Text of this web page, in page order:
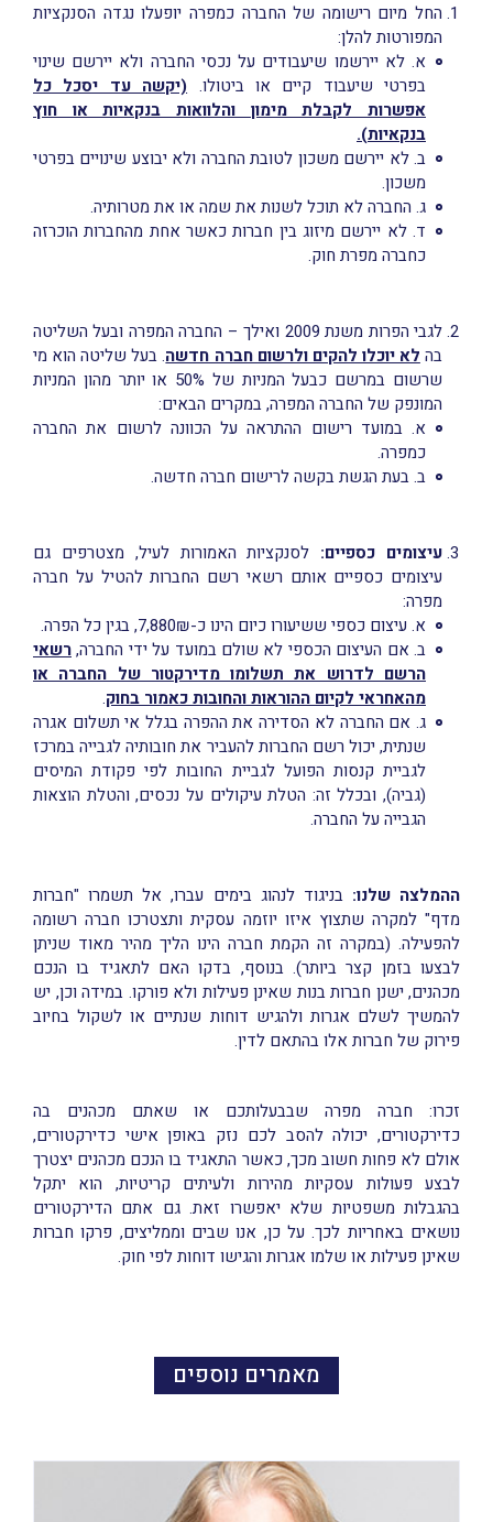
החל מיום רישומה של החברה כמפרה יופעלו נגדה הסנקציות
המפורטות להלן:
א. לא יירשמו שיעבודים על נכסי החברה ולא יירשם שינוי
בפרטי שיעבוד קיים או ביטולו. (יקשה עד יסכל כל
אפשרות לקבלת מימון והלוואות בנקאיות או חוץ
בנקאיות).
ב. לא יירשם משכון לטובת החברה ולא יבוצע שינויים בפרטי
משכון.
ג. החברה לא תוכל לשנות את שמה או את מטרותיה.
ד. לא יירשם מיזוג בין חברות כאשר אחת מהחברות הוכרזה
כחברה מפרת חוק.
לגבי הפרות משנת 2009 ואילך – החברה המפרה ובעל השליטה
בה לא יוכלו להקים ולרשום חברה חדשה. בעל שליטה הוא מי
שרשום במרשם כבעל המניות של 50% או יותר מהון המניות
המונפק של החברה המפרה, במקרים הבאים:
א. במועד רישום ההתראה על הכוונה לרשום את החברה
כמפרה.
ב. בעת הגשת בקשה לרישום חברה חדשה.
עיצומים כספיים: לסנקציות האמורות לעיל, מצטרפים גם
עיצומים כספיים אותם רשאי רשם החברות להטיל על חברה
מפרה:
א. עיצום כספי ששיעורו כיום הינו כ-7,880₪, בגין כל הפרה.
ב. אם העיצום הכספי לא שולם במועד על ידי החברה,רשאי
הרשם לדרוש את תשלומו מדירקטור של החברה או
מהאחראי לקיום ההוראות והחובות כאמור בחוק.
ג. אם החברה לא הסדירה את ההפרה בגלל אי תשלום אגרה
שנתית, יכול רשם החברות להעביר את חובותיה לגבייה במרכז
לגביית קנסות הפועל לגביית החובות לפי פקודת המיסים
(גביה), ובכלל זה: הטלת עיקולים על נכסים, והטלת הוצאות
הגבייה על החברה.
ההמלצה שלנו:בניגוד לנהוג בימים עברו, אל תשמרו "חברות
מדף" למקרה שתצוץ איזו יוזמה עסקית ותצטרכו חברה רשומה
להפעילה. (במקרה זה הקמת חברה הינו הליך מהיר מאוד שניתן
לבצעו בזמן קצר ביותר). בנוסף, בדקו האם לתאגיד בו הנכם
מכהנים, ישנן חברות בנות שאינן פעילות ולא פורקו. במידה וכן, יש
להמשיך לשלם אגרות ולהגיש דוחות שנתיים או לשקול בחיוב
פירוק של חברות אלו בהתאם לדין.
זכרו: חברה מפרה שבבעלותכם או שאתם מכהנים בה
כדירקטורים, יכולה להסב לכם נזק באופן אישי כדירקטורים,
אולם לא פחות חשוב מכך, כאשר התאגיד בו הנכם מכהנים יצטרך
לבצע פעולות עסקיות מהירות ולעיתים קריטיות, הוא יתקל
בהגבלות משפטיות שלא יאפשרו זאת. גם אתם הדירקטורים
נושאים באחריות לכך. על כן, אנו שבים וממליצים, פרקו חברות
שאינן פעילות או שלמו אגרות והגישו דוחות לפי חוק.
מאמרים נוספים